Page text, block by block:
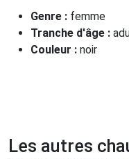
Genre : femme
Tranche d'âge :
Couleur : noir
Les autres